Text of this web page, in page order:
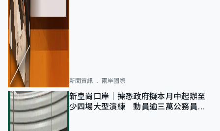
新聞資訊 兩岸國際
新皇崗口岸｜據悉政府擬本月中起辦至
少四場大型演練 動員逾三萬公務員人